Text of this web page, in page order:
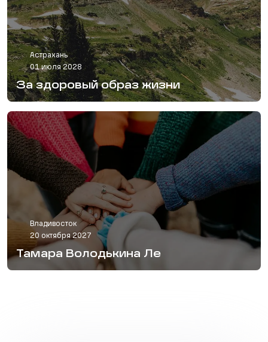
Астрахань
01 июля 2028
За здоровый образ жизни
Владивосток
20 октября 2027
Тамара Володькина Ле